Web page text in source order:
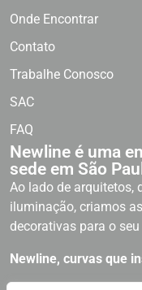
Onde Encontrar
Contato
Trabalhe Conosco
SAC
FAQ
Newline é uma
sede em São
Ao lado de arquitetos,
iluminação, criamos
decorativas para o
Newline, curvas que